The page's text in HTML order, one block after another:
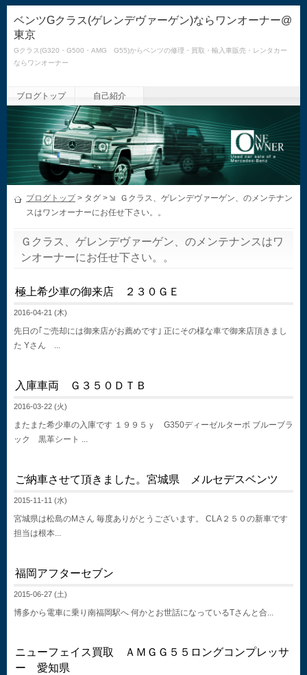
ベンツGクラス(ゲレンデヴァーゲン)ならワンオーナー@
東京
Gクラス(G320・G500・AMG G55)からベンツの修理・買取・輸入車販売・レンタカー
ならワンオーナー
ブログトップ 自己紹介
ブログトップ> タグ >
Ｇクラス、ゲレンデヴァーゲン、のメンテナン
スはワンオーナーにお任せ下さい。。
Ｇクラス、ゲレンデヴァーゲン、のメンテナンスはワ
ンオーナーにお任せ下さい。。
極上希少車の御来店 ２３０ＧＥ
2016-04-21 (木)
先日の｢ご売却には御来店がお薦めです｣ 正にその様な車で御来店頂きまし
た Yさん ...
入庫車両 Ｇ３５０ＤＴＢ
2016-03-22 (火)
またまた希少車の入庫です １９９５ｙ G350ディーゼルターボ ブルーブラ
ック 黒革シート ...
ご納車させて頂きました。宮城県 メルセデスベンツ
2015-11-11 (水)
宮城県は松島のMさん 毎度ありがとうございます。 CLA２５０の新車です
担当は根本...
福岡アフターセブン
2015-06-27 (土)
博多から電車に乗り南福岡駅へ 何かとお世話になっているTさんと合...
ニューフェイス買取 ＡＭＧＧ５５ロングコンプレッサ
ー 愛知県